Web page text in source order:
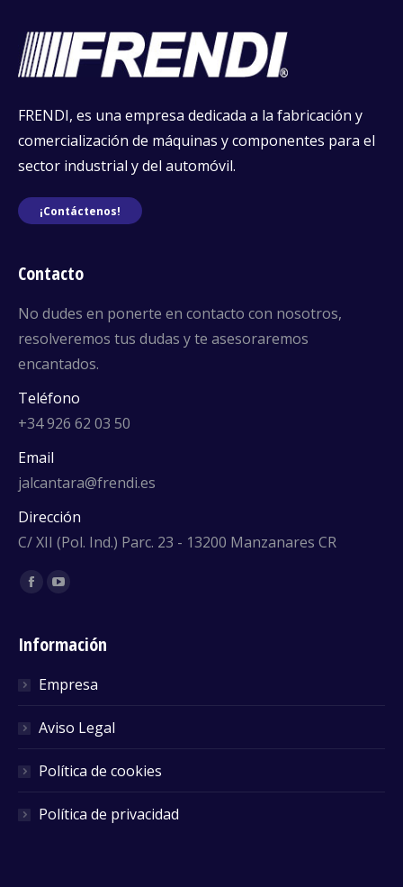
FRENDI, es una empresa dedicada a la fabricación y
comercialización de máquinas y componentes para el
sector industrial y del automóvil.
¡Contáctenos!
Contacto
No dudes en ponerte en contacto con nosotros,
resolveremos tus dudas y te asesoraremos
encantados.
Teléfono
+34 926 62 03 50
Email
jalcantara@frendi.es
Dirección
C/ XII (Pol. Ind.) Parc. 23 - 13200 Manzanares CR
Encuéntranos en:
Facebook
Información
Empresa
Aviso Legal
Política de cookies
Política de privacidad